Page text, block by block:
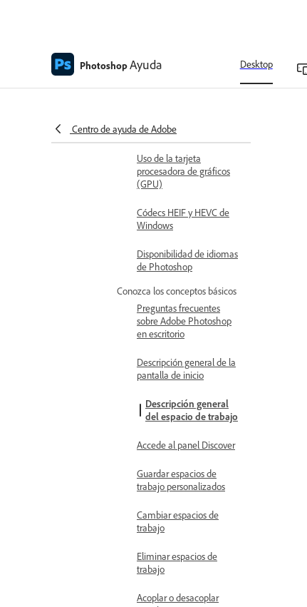
PhotoshopAyuda Desktop
Centro de ayuda de Adobe
Adobe Photoshop en el
escritorio
gráficos
Uso de la tarjeta
procesadora de gráficos
(GPU)
Códecs HEIF y HEVC de
Windows
Disponibilidad de idiomas
de Photoshop
Conozca los conceptos básicos
Preguntas frecuentes
sobre Adobe Photoshop
en escritorio
Descripción general de la
pantalla de inicio
Descripción general
del espacio de trabajo
Accede al panel Discover
Guardar espacios de
trabajo personalizados
Cambiar espacios de
trabajo
Eliminar espacios de
trabajo
Acoplar o desacoplar